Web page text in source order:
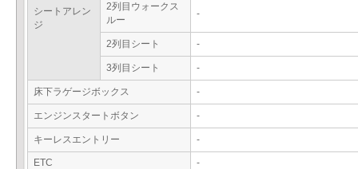
シートアレン
ジ
2列目ウォークス
ルー
-
2列目シート -
3列目シート -
床下ラゲージボックス -
エンジンスタートボタン -
キーレスエントリー -
ETC -